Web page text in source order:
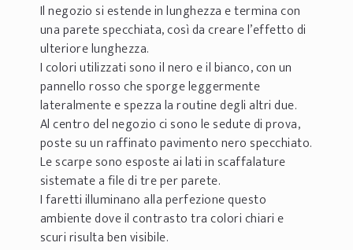
Il negozio si estende in lunghezza e termina con
una parete specchiata, così da creare l’effetto di
ulteriore lunghezza.
I colori utilizzati sono il nero e il bianco, con un
pannello rosso che sporge leggermente
lateralmente e spezza la routine degli altri due.
Al centro del negozio ci sono le sedute di prova,
poste su un raffinato pavimento nero specchiato.
Le scarpe sono esposte ai lati in scaffalature
sistemate a file di tre per parete.
I faretti illuminano alla perfezione questo
ambiente dove il contrasto tra colori chiari e
scuri risulta ben visibile.